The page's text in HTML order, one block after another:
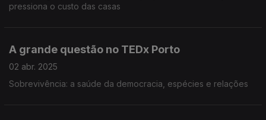
pressiona o custo das casas
A grande questão no TEDx Porto
02 abr. 2025
Sobrevivência: a saúde da democracia, espécies e relações